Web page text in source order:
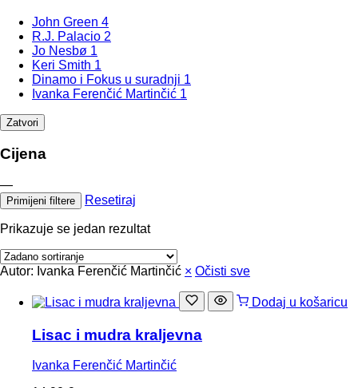
John Green 4
R.J. Palacio 2
Jo Nesbø 1
Keri Smith 1
Dinamo i Fokus u suradnji 1
Ivanka Ferenčić Martinčić 1
Zatvori
Cijena
—
Primijeni filtere Resetiraj
Prikazuje se jedan rezultat
Autor: Ivanka Ferenčić Martinčić × Očisti sve
Dodaj u košaricu
Lisac i mudra kraljevna
Ivanka Ferenčić Martinčić